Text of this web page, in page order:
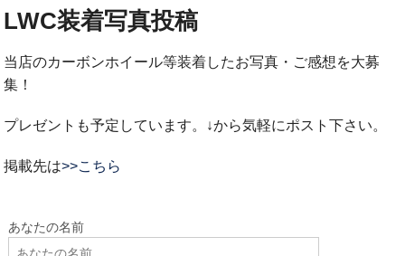
LWC装着写真投稿
当店のカーボンホイール等装着したお写真・ご感想を大募
集！
プレゼントも予定しています。↓から気軽にポスト下さい。
掲載先は>>こちら
あなたの名前